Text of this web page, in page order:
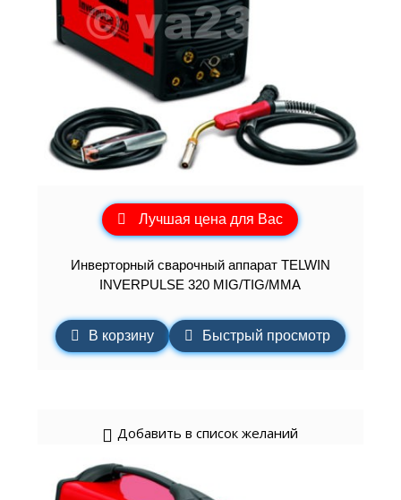
Лучшая цена для Вас
Инверторный сварочный аппарат TELWIN
INVERPULSE 320 MIG/TIG/MMA
В корзину Быстрый просмотр
Добавить в список желаний